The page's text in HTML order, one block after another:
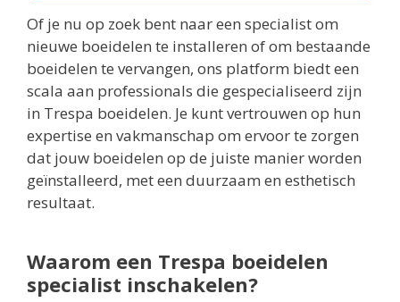
Of je nu op zoek bent naar een specialist om
nieuwe boeidelen te installeren of om bestaande
boeidelen te vervangen, ons platform biedt een
scala aan professionals die gespecialiseerd zijn
in Trespa boeidelen. Je kunt vertrouwen op hun
expertise en vakmanschap om ervoor te zorgen
dat jouw boeidelen op de juiste manier worden
geïnstalleerd, met een duurzaam en esthetisch
resultaat.
Waarom een Trespa boeidelen
specialist inschakelen?